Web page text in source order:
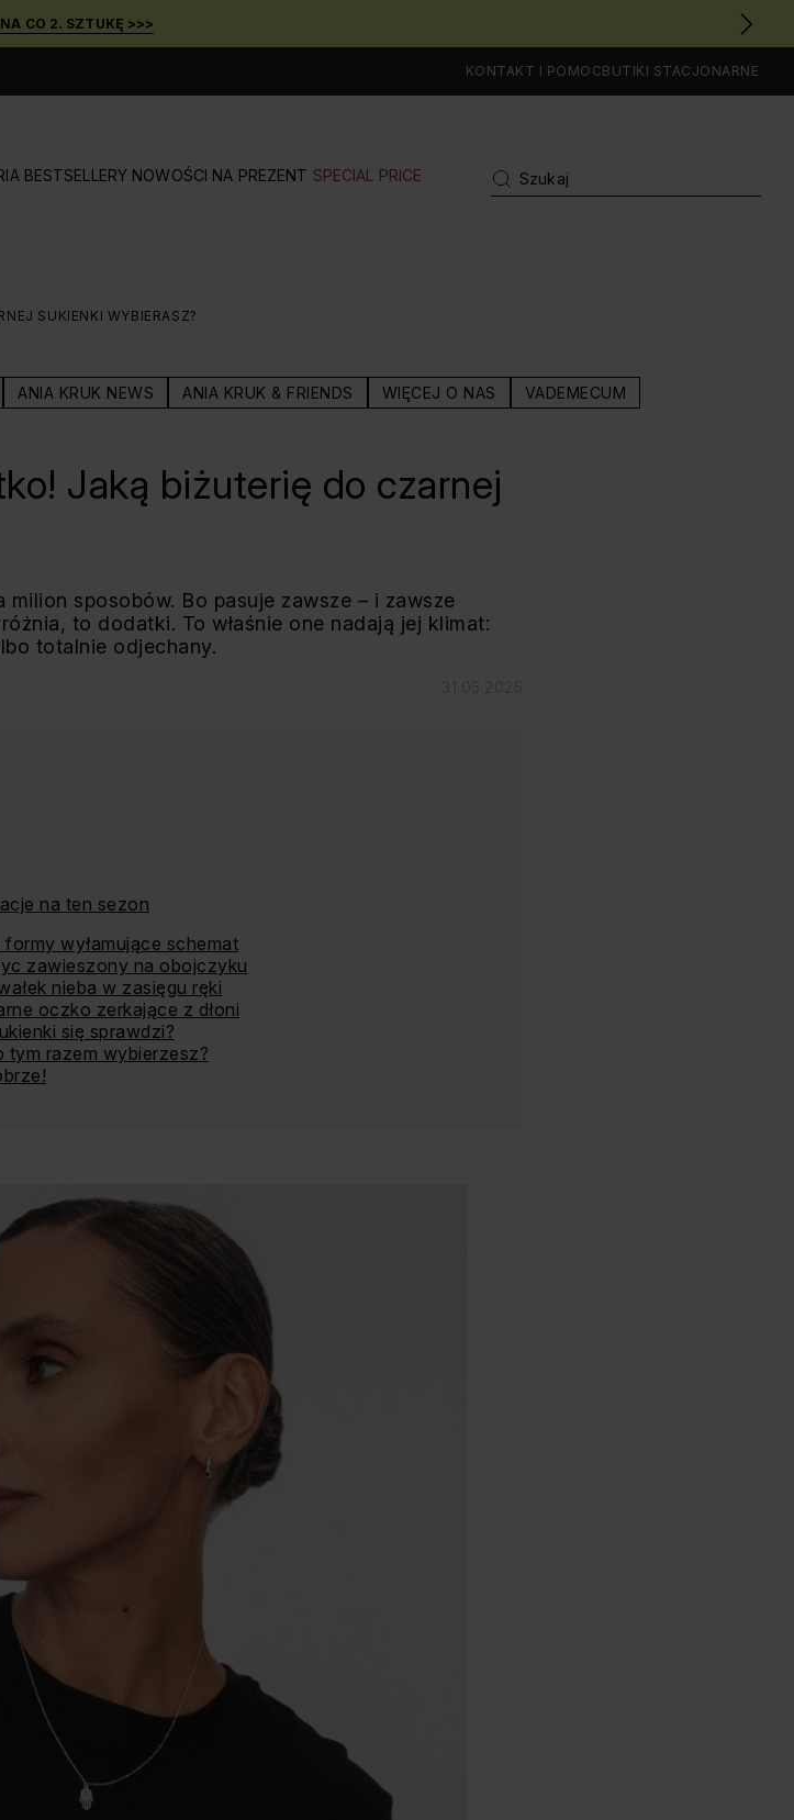
CO 2. SZTUKĘ >>>
KONTAKT I POMOCBUTIKI STACJONARNE
BESTSELLERY NOWOŚCI NA PREZENT SPECIAL PRICE
SUKIENKI WYBIERASZ?
ANIA KRUK NEWS ANIA KRUK & FRIENDS WIĘCEJ O NAS VADEMECUM
Jaką biżuterię do czarnej
sposobów. Bo pasuje zawsze – i zawsze
to dodatki. To właśnie one nadają jej klimat:
totalnie odjechany.
na ten sezon
wyłamujące schemat
zawieszony na obojczyku
nieba w zasięgu ręki
oczko zerkające z dłoni
się sprawdzi?
tym razem wybierzesz?